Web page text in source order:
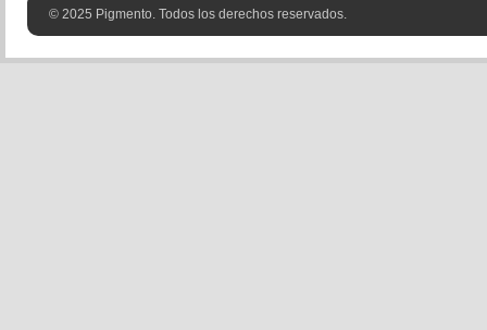
© 2025 Pigmento. Todos los derechos reservados.